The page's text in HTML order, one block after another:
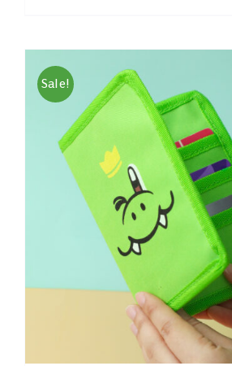
฿
Sale!